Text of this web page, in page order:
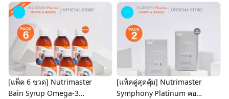
[แพ็ค 6 ขวด] Nutrimaster
Bain Syrup Omega-3
[แพ็คคู่สุดคุ้ม] Nutrimaster
Symphony Platinum คอล